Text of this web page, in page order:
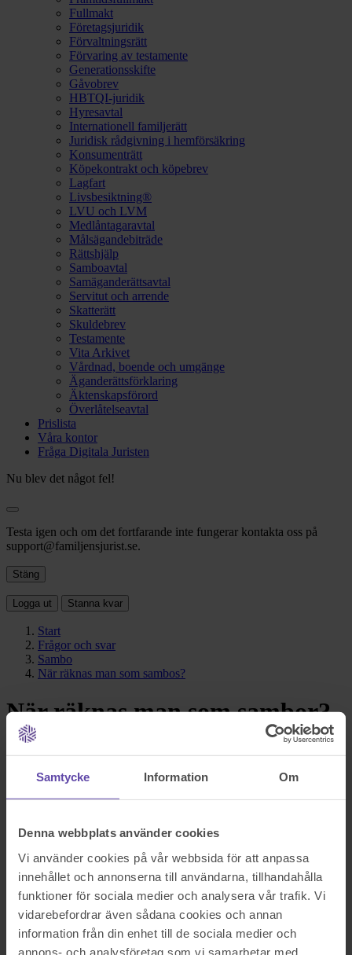
Samtycke Information Om
Denna webbplats använder cookies
Vi använder cookies på vår webbsida för att anpassa
innehållet och annonserna till användarna, tillhandahålla
funktioner för sociala medier och analysera vår trafik. Vi
vidarebefordrar även sådana cookies och annan
information från din enhet till de sociala medier och
annons- och analysföretag som vi samarbetar med.
Fullmakt
Företagsjuridik
Förvaltningsrätt
Förvaring av testamente
Generationsskifte
Gåvobrev
HBTQI-juridik
Hyresavtal
Internationell familjerätt
Juridisk rådgivning i hemförsäkring
Konsumenträtt
Köpekontrakt och köpebrev
Lagfart
Livsbesiktning®
LVU och LVM
Medlåntagaravtal
Målsägandebiträde
Rättshjälp
Samboavtal
Samäganderättsavtal
Servitut och arrende
Skatterätt
Skuldebrev
Testamente
Vita Arkivet
Vårdnad, boende och umgänge
Äganderättsförklaring
Äktenskapsförord
Överlåtelseavtal
Prislista
Våra kontor
Fråga Digitala Juristen
Nu blev det något fel!
Testa igen och om det fortfarande inte fungerar kontakta oss på
support@familjensjurist.se.
Stäng
Logga ut Stanna kvar
Start
Frågor och svar
Sambo
När räknas man som sambos?
När räknas man som sambor?
Svar i korthet
Ni räknas som sambor när ni bor tillsammans i ett parförhållande
och har ett gemensamt hushåll. Boendet ska vara avsett att vara